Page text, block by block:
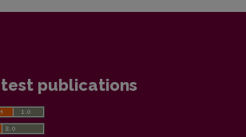
publications